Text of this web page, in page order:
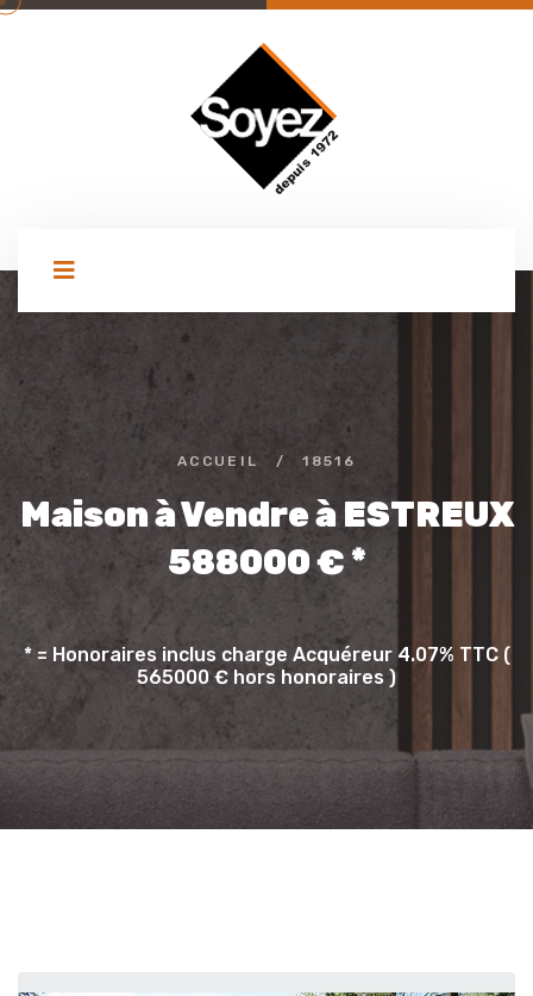
ACCUEIL / 18516
Maison à Vendre à ESTREUX
588000 € *
* = Honoraires inclus charge Acquéreur 4.07% TTC (
565000 € hors honoraires )